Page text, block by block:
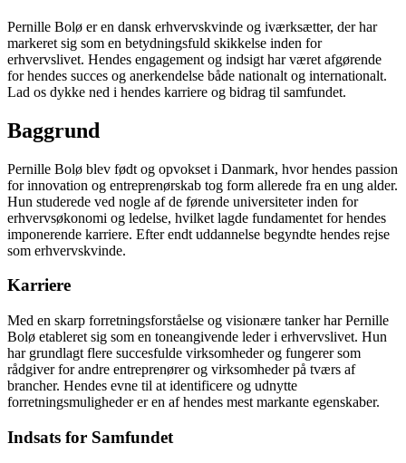
Pernille Bolø er en dansk erhvervskvinde og iværksætter, der har
markeret sig som en betydningsfuld skikkelse inden for
erhvervslivet. Hendes engagement og indsigt har været afgørende
for hendes succes og anerkendelse både nationalt og internationalt.
Lad os dykke ned i hendes karriere og bidrag til samfundet.
Baggrund
Pernille Bolø blev født og opvokset i Danmark, hvor hendes passion
for innovation og entreprenørskab tog form allerede fra en ung alder.
Hun studerede ved nogle af de førende universiteter inden for
erhvervsøkonomi og ledelse, hvilket lagde fundamentet for hendes
imponerende karriere. Efter endt uddannelse begyndte hendes rejse
som erhvervskvinde.
Karriere
Med en skarp forretningsforståelse og visionære tanker har Pernille
Bolø etableret sig som en toneangivende leder i erhvervslivet. Hun
har grundlagt flere succesfulde virksomheder og fungerer som
rådgiver for andre entreprenører og virksomheder på tværs af
brancher. Hendes evne til at identificere og udnytte
forretningsmuligheder er en af hendes mest markante egenskaber.
Indsats for Samfundet